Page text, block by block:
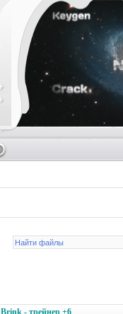
Brink - трейнер +6